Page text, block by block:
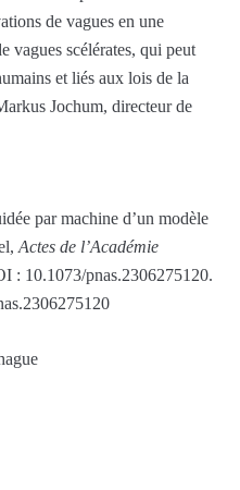
de vagues en une
vagues scélérates, qui peut
et liés aux lois de la
Jochum, directeur de
par machine d’un modèle
Actes de l’Académie
: 10.1073/pnas.2306275120.